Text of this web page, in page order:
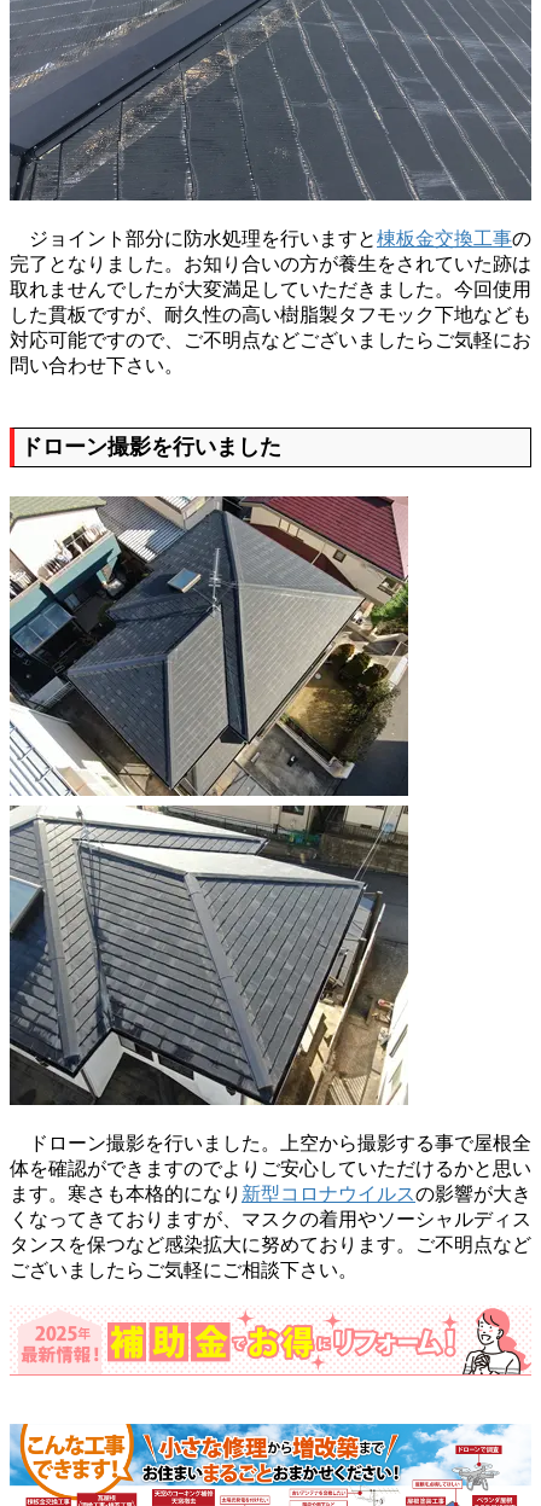
ジョイント部分に防水処理を行いますと棟板金交換工事の
完了となりました。お知り合いの方が養生をされていた跡は
取れませんでしたが大変満足していただきました。今回使用
した貫板ですが、耐久性の高い樹脂製タフモック下地なども
対応可能ですので、ご不明点などございましたらご気軽にお
問い合わせ下さい。
ドローン撮影を行いました
ドローン撮影を行いました。上空から撮影する事で屋根全
体を確認ができますのでよりご安心していただけるかと思い
ます。寒さも本格的になり 新型コロナウイルスの影響が大き
くなってきておりますが、マスクの着用やソーシャルディス
タンスを保つなど感染拡大に努めております。ご不明点など
ございましたらご気軽にご相談下さい。